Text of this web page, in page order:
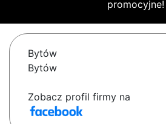
promocyjne!
Bytów
Bytów
Zobacz profil firmy na